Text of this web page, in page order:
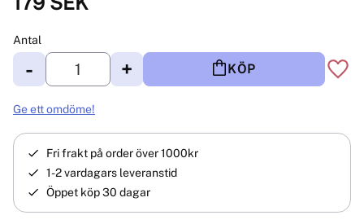
Antal
+
- KÖP
Ge ett omdöme!
Fri frakt på order över 1000kr
1-2 vardagars leveranstid
Öppet köp 30 dagar